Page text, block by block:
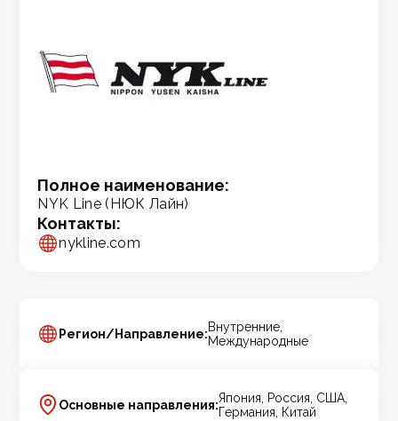
Полное наименование:
NYK Line (НЮК Лайн)
Контакты:
nykline.com
Регион/Направление:Внутренние,
Международные
Основные направления:Япония, Россия, США,
Германия, Китай